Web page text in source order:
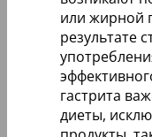
или жирной
результате
гастрита
диеты,